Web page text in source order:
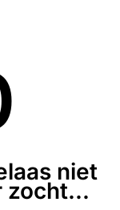
niet
zocht...